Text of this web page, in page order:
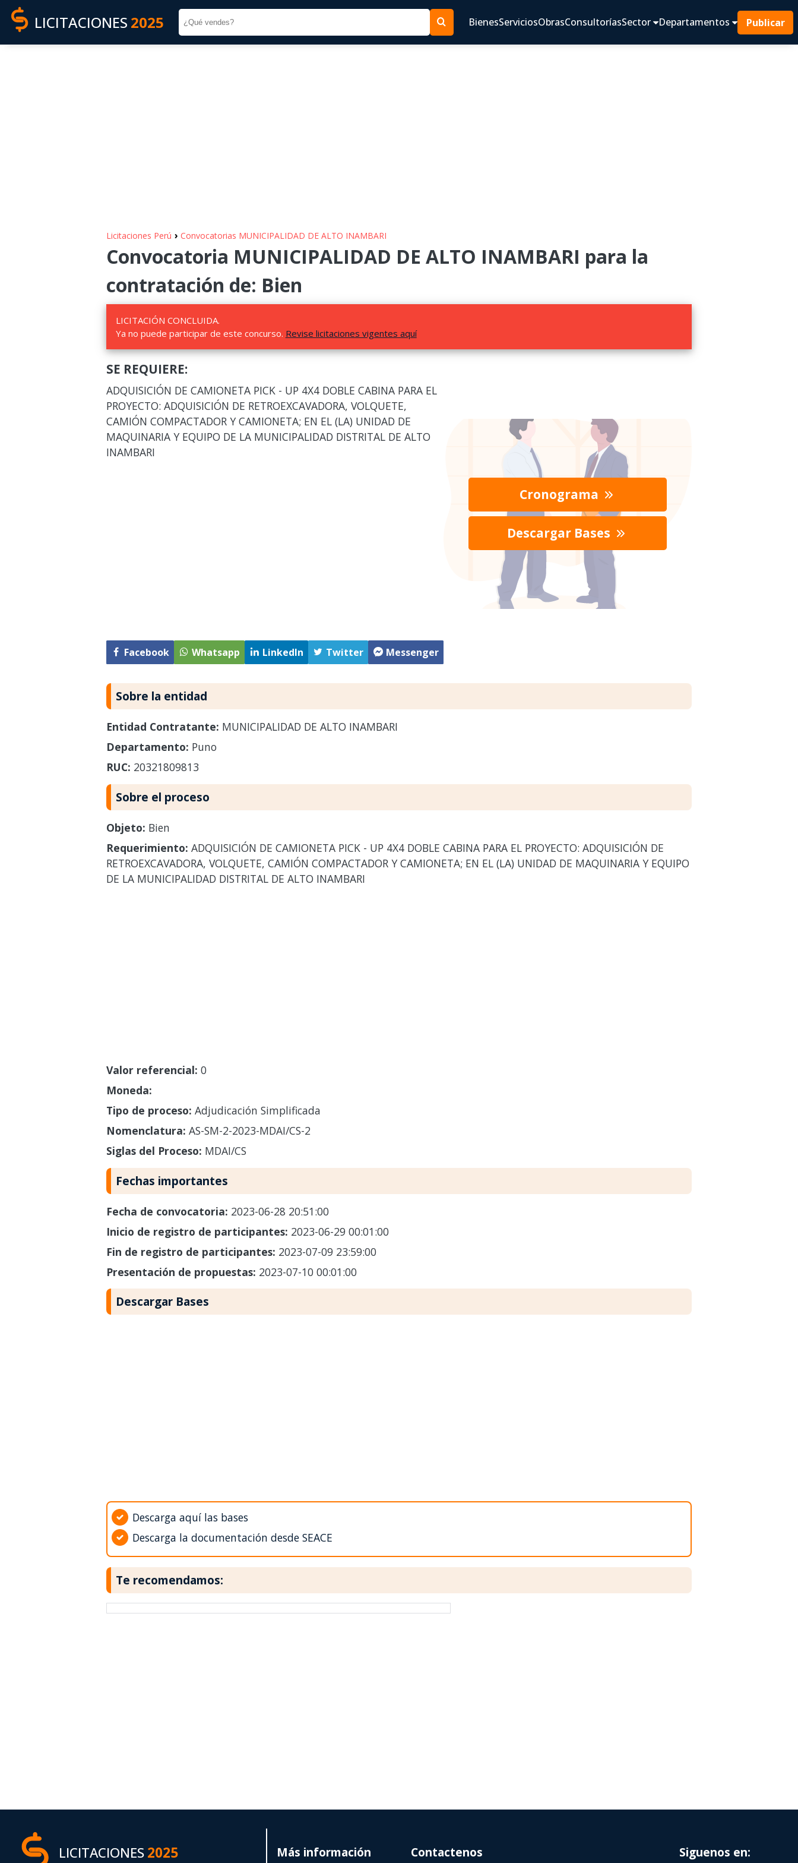
LICITACIONES 2025 BienesServiciosObrasConsultoríasSector Departamentos Publicar
Licitaciones Perú › Convocatorias MUNICIPALIDAD DE ALTO INAMBARI
Convocatoria MUNICIPALIDAD DE ALTO INAMBARI para la
contratación de: Bien
LICITACIÓN CONCLUIDA.
Ya no puede participar de este concurso. Revise licitaciones vigentes aquí
SE REQUIERE:
ADQUISICIÓN DE CAMIONETA PICK - UP 4X4 DOBLE CABINA PARA EL
PROYECTO: ADQUISICIÓN DE RETROEXCAVADORA, VOLQUETE,
CAMIÓN COMPACTADOR Y CAMIONETA; EN EL (LA) UNIDAD DE
MAQUINARIA Y EQUIPO DE LA MUNICIPALIDAD DISTRITAL DE ALTO
INAMBARI
Facebook Whatsapp LinkedIn Twitter Messenger
Cronograma
Descargar Bases
Sobre la entidad
Entidad Contratante: MUNICIPALIDAD DE ALTO INAMBARI
Departamento: Puno
RUC: 20321809813
Sobre el proceso
Objeto: Bien
Requerimiento: ADQUISICIÓN DE CAMIONETA PICK - UP 4X4 DOBLE CABINA PARA EL PROYECTO: ADQUISICIÓN DE
RETROEXCAVADORA, VOLQUETE, CAMIÓN COMPACTADOR Y CAMIONETA; EN EL (LA) UNIDAD DE MAQUINARIA Y EQUIPO
DE LA MUNICIPALIDAD DISTRITAL DE ALTO INAMBARI
Valor referencial: 0
Moneda:
Tipo de proceso: Adjudicación Simplificada
Nomenclatura: AS-SM-2-2023-MDAI/CS-2
Siglas del Proceso: MDAI/CS
Fechas importantes
Fecha de convocatoria: 2023-06-28 20:51:00
Inicio de registro de participantes: 2023-06-29 00:01:00
Fin de registro de participantes: 2023-07-09 23:59:00
Presentación de propuestas: 2023-07-10 00:01:00
Descargar Bases
Descarga aquí las bases
Descarga la documentación desde SEACE
Te recomendamos:
LICITACIONES2025 Más información Contactenos Siguenos en: